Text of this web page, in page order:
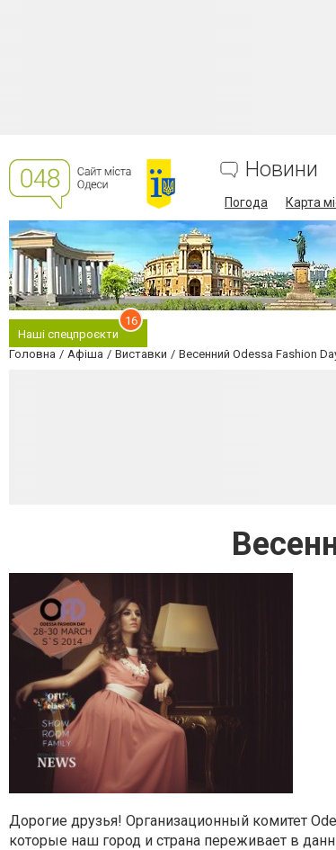
Новини
Погода Карта
Наші спецпроєкти
16
Головна Афіша Виставки Весенний Odessa Fashion
Дорогие друзья! Организационный комитет
которые наш город и страна переживает в